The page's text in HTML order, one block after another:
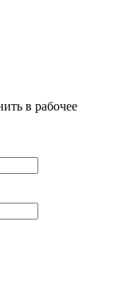
в рабочее